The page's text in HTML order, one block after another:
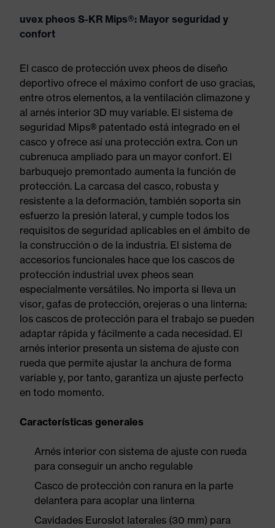
uvex pheos S-KR Mips®: Mayor seguridad y
confort
El casco de protección uvex pheos de diseño
deportivo ofrece el máximo confort de uso gracias,
entre otros elementos, a la ventilación climazone y
al arnés interior 3D muy variable. El sistema de
seguridad Mips® patentado está integrado en el
casco y ofrece así una protección extra. Con un
cubrenuca ampliado para un mayor confort. El
barbuquejo premontado aumenta la función de
protección. La carcasa del casco, robusta y
resistente a la deformación, también soporta sin
esfuerzo la presión lateral, y cumple todos los
requisitos de seguridad aplicables en el ámbito de
la construcción o de la industria. El sistema de
accesorios funcionales hace que los cascos de
protección industrial uvex pheos sean
especialmente versátiles. No importa si lleva un
visor, gafas de protección, orejeras o una linterna:
los cascos de protección para el trabajo se pueden
adaptar rápida y fácilmente a cada necesidad. El
arnés interior presenta un sistema de ajuste con
rueda que permite ajustar la anchura de forma
variable y, por tanto, garantiza un ajuste perfecto
en todo momento.
Características generales
Arnés interior con sistema de ajuste con rueda
para conseguir un ancho regulable
Casco de protección con ranura en la parte
delantera para acoplar una linterna
Cavidades Euroslot laterales (30 mm) para